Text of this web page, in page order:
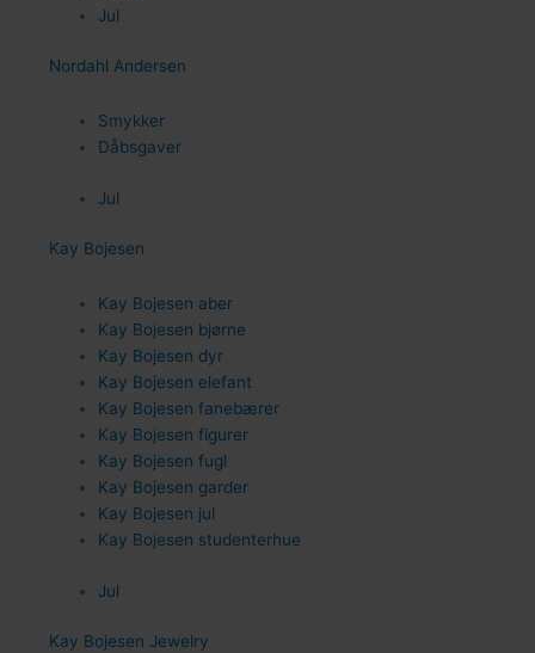
62
Jul
Nordahl Andersen
Smykker
Dåbsgaver
Jul
Kay Bojesen
Kay Bojesen aber
Kay Bojesen bjørne
Kay Bojesen dyr
Kay Bojesen elefant
Kay Bojesen fanebærer
Kay Bojesen figurer
Kay Bojesen fugl
Kay Bojesen garder
Kay Bojesen jul
Kay Bojesen studenterhue
Jul
Kay Bojesen Jewelry